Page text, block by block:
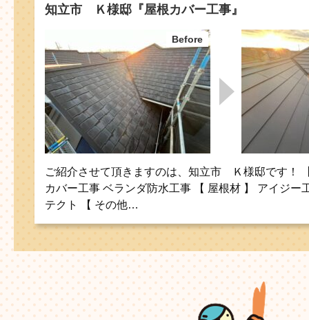
知立市 Ｋ様邸『屋根カバー工事』
ご紹介させて頂きますのは、知立市 Ｋ様邸です！
カバー工事 ベランダ防水工事 【 屋根材 】 アイジ
テクト 【 その他…